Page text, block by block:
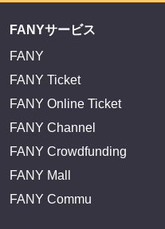
FANYサービス
FANY
FANY Ticket
FANY Online Ticket
FANY Channel
FANY Crowdfunding
FANY Mall
FANY Commu